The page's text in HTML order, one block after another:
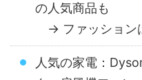
の人気商品も
→ ファッション
人気の家電：